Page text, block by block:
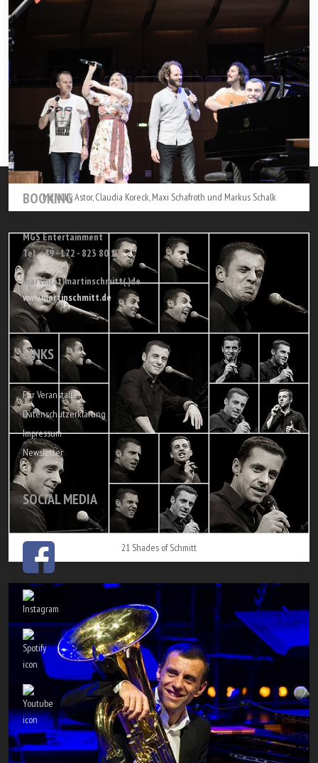
Mit Willy Astor, Claudia Koreck, Maxi Schafroth und Markus Schalk
21 Shades of Schmitt
BOOKING
MGS Entertainment
Tel. +49 - 172 - 823 80 17
martin(at)martinschmitt(.)de
www.martinschmitt.de
LINKS
Für Veranstalter
Datenschutzerklärung
Impressum
Newsletter
SOCIAL MEDIA